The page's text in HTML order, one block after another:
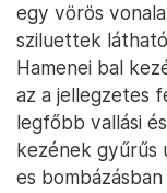
egy vörös
sziluettek
Hamenei bal
az a jellegzetes
legfőbb vallási
kezének gyűrűs
es